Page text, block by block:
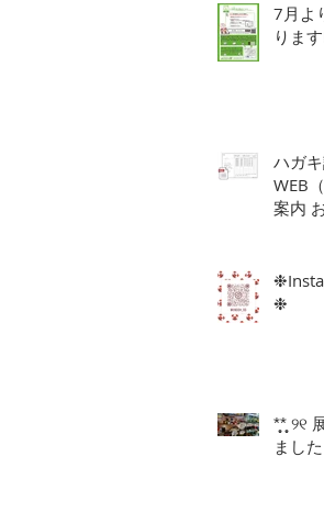
7月よ
りま
ハガ
WEB
案内
❉
*̩̩̥*̩̩̥ ୨୧
まし